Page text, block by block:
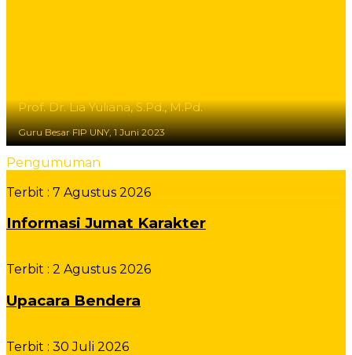
Prof. Dr. Lia Yuliana, S.Pd., M.Pd.
Guru Besar FIP UNY, 1 Juni 2023
Pengumuman
Terbit : 7 Agustus 2026
Informasi Jumat Karakter
Terbit : 2 Agustus 2026
Upacara Bendera
Terbit : 30 Juli 2026